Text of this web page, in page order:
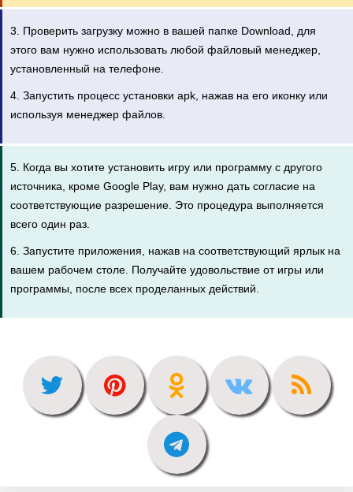
3. Проверить загрузку можно в вашей папке Download, для
этого вам нужно использовать любой файловый менеджер,
установленный на телефоне.
4. Запустить процесс установки apk, нажав на его иконку или
используя менеджер файлов.
5. Когда вы хотите установить игру или программу с другого
источника, кроме Google Play, вам нужно дать согласие на
соответствующие разрешение. Это процедура выполняется
всего один раз.
6. Запустите приложения, нажав на соответствующий ярлык на
вашем рабочем столе. Получайте удовольствие от игры или
программы, после всех проделанных действий.